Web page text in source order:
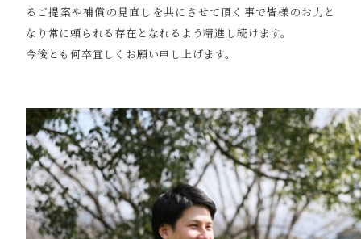
るご提案や補償の見直しを共にさせて頂く事で皆様のお力と
なり常に頼られる存在となれるよう精進し続けます。
今後とも何卒宜しくお願い申し上げます。